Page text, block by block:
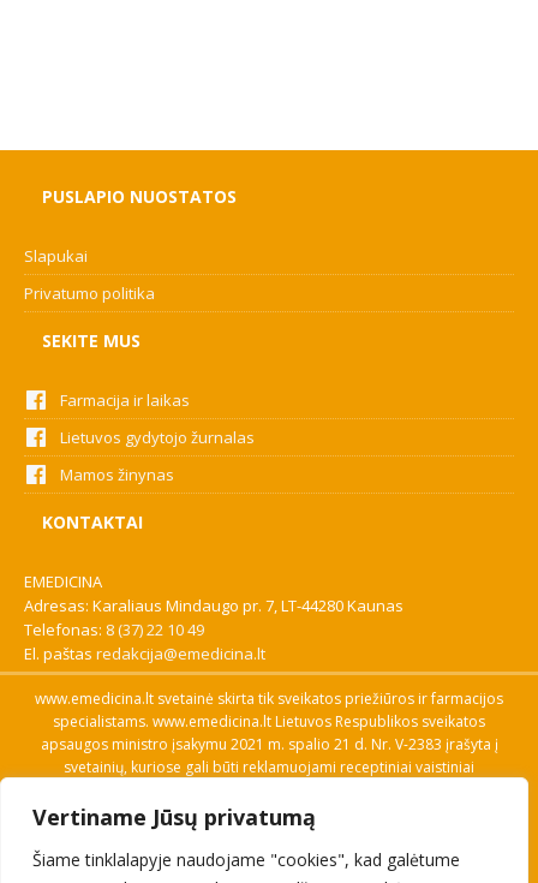
Vertiname Jūsų privatumą
Šiame tinklalapyje naudojame "cookies", kad galėtume
PUSLAPIO NUOSTATOS
Slapukai
Privatumo politika
SEKITE MUS
Farmacija ir laikas
Lietuvos gydytojo žurnalas
Mamos žinynas
KONTAKTAI
EMEDICINA
Adresas: Karaliaus Mindaugo pr. 7, LT-44280 Kaunas
Telefonas: 8 (37) 22 10 49
El. paštas redakcija@emedicina.lt
www.emedicina.lt svetainė skirta tik sveikatos priežiūros ir farmacijos
specialistams. www.emedicina.lt Lietuvos Respublikos sveikatos
apsaugos ministro įsakymu 2021 m. spalio 21 d. Nr. V-2383 įrašyta į
svetainių, kuriose gali būti reklamuojami receptiniai vaistiniai
savo profesinę kvalifikaciją. Naudingos nuorodos: Vaistų ir medicinos
pagalbos priemonių kainų paieška, VVKT tinklalapis, Sveikatos
priežiūros ar farmacijos specialisto pranešimo apie įtariamą